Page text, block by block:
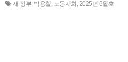
새 정부, 박용철 , 노동사회 ,2025년 6월호